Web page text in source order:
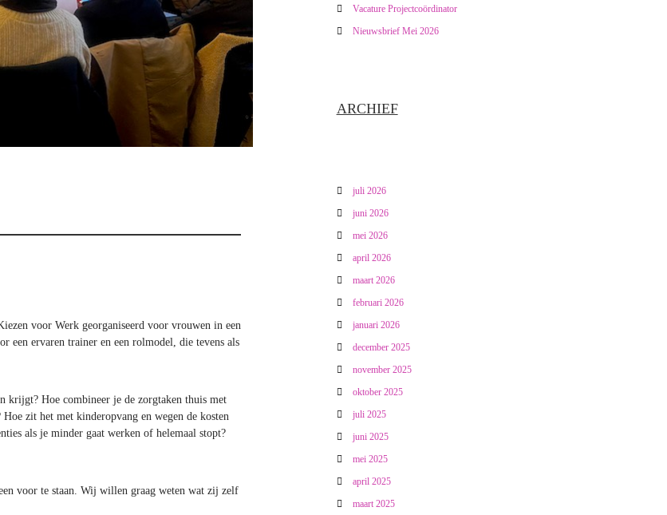
voor Werk georganiseerd voor vrouwen in een
een ervaren trainer en een rolmodel, die tevens als
Hoe combineer je de zorgtaken thuis met
zit het met kinderopvang en wegen de kosten
als je minder gaat werken of helemaal stopt?
voor te staan. Wij willen graag weten wat zij zelf
Vacature Projectcoördinator
Nieuwsbrief Mei 2026
ARCHIEF
juli 2026
juni 2026
mei 2026
april 2026
maart 2026
februari 2026
januari 2026
december 2025
november 2025
oktober 2025
juli 2025
juni 2025
mei 2025
april 2025
maart 2025